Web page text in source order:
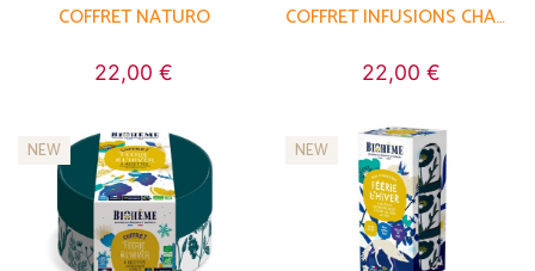
COFFRET NATURO
22,00 €
COFFRET INFUSIONS CHAUD OU FROID
22,00 €
NEW NEW